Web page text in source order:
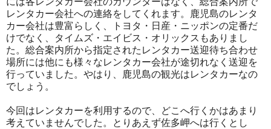
レンタカー会社への連絡をしてくれます。鹿児島のレンタ
カー会社は豊富らしく、トヨタ・日産・ニッポンの定番だ
けでなく、タイムズ・エイビス・オリックスもありまし
た。総合案内所から指定されたレンタカー送迎待ち合わせ
場所には他にも様々なレンタカー会社が途切れなく送迎を
行っていました。やはり、鹿児島の観光はレンタカーなの
でしょう。
今回はレンタカーを利用するので、どこへ行くかはあまり
考えていませんでした。とりあえず佐多岬へは行くとし